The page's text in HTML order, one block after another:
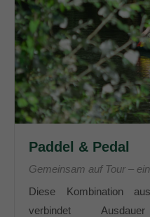
Paddel & Pedal
Gemeinsam auf Tour –
Diese Kombination
verbindet